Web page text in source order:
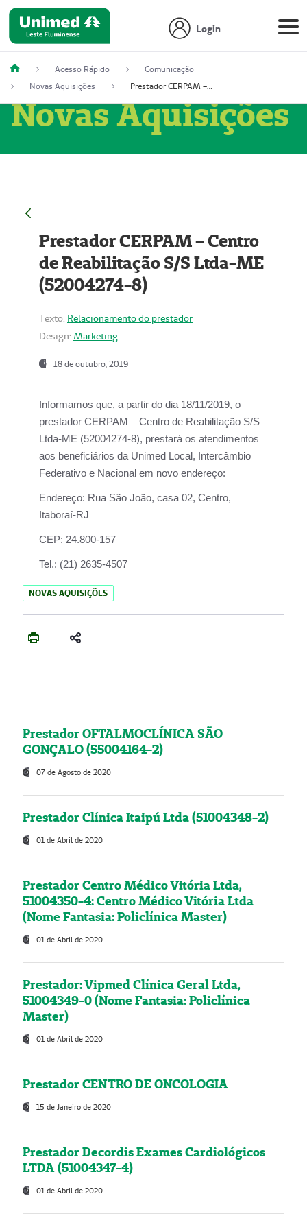
Login
Acesso Rápido
Comunicação
Novas Aquisições
Prestador CERPAM – Centro de Reabilitação S/S Ltda-ME (52004274-8)
Novas Aquisições
Prestador CERPAM – Centro
de Reabilitação S/S Ltda-ME
(52004274-8)
Texto: Relacionamento do prestador
Design: Marketing
18 de outubro, 2019
Informamos que, a partir do dia 18/11/2019, o
prestador CERPAM – Centro de Reabilitação S/S
Ltda-ME (52004274-8), prestará os atendimentos
aos beneficiários da Unimed Local, Intercâmbio
Federativo e Nacional em novo endereço:
Endereço: Rua São João, casa 02, Centro,
Itaboraí-RJ
CEP: 24.800-157
Tel.: (21) 2635-4507
NOVAS AQUISIÇÕES
Prestador OFTALMOCLÍNICA SÃO
GONÇALO (55004164-2)
07 de Agosto de 2020
Prestador Clínica Itaipú Ltda (51004348-2)
01 de Abril de 2020
Prestador Centro Médico Vitória Ltda,
51004350-4: Centro Médico Vitória Ltda
(Nome Fantasia: Policlínica Master)
01 de Abril de 2020
Prestador: Vipmed Clínica Geral Ltda,
51004349-0 (Nome Fantasia: Policlínica
Master)
01 de Abril de 2020
Prestador CENTRO DE ONCOLOGIA
15 de Janeiro de 2020
Prestador Decordis Exames Cardiológicos
LTDA (51004347-4)
01 de Abril de 2020